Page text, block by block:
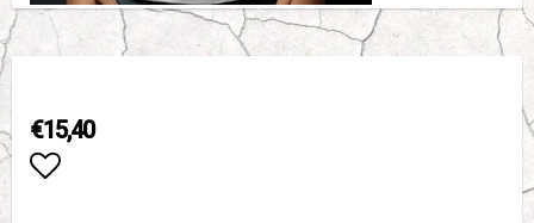
€15,40